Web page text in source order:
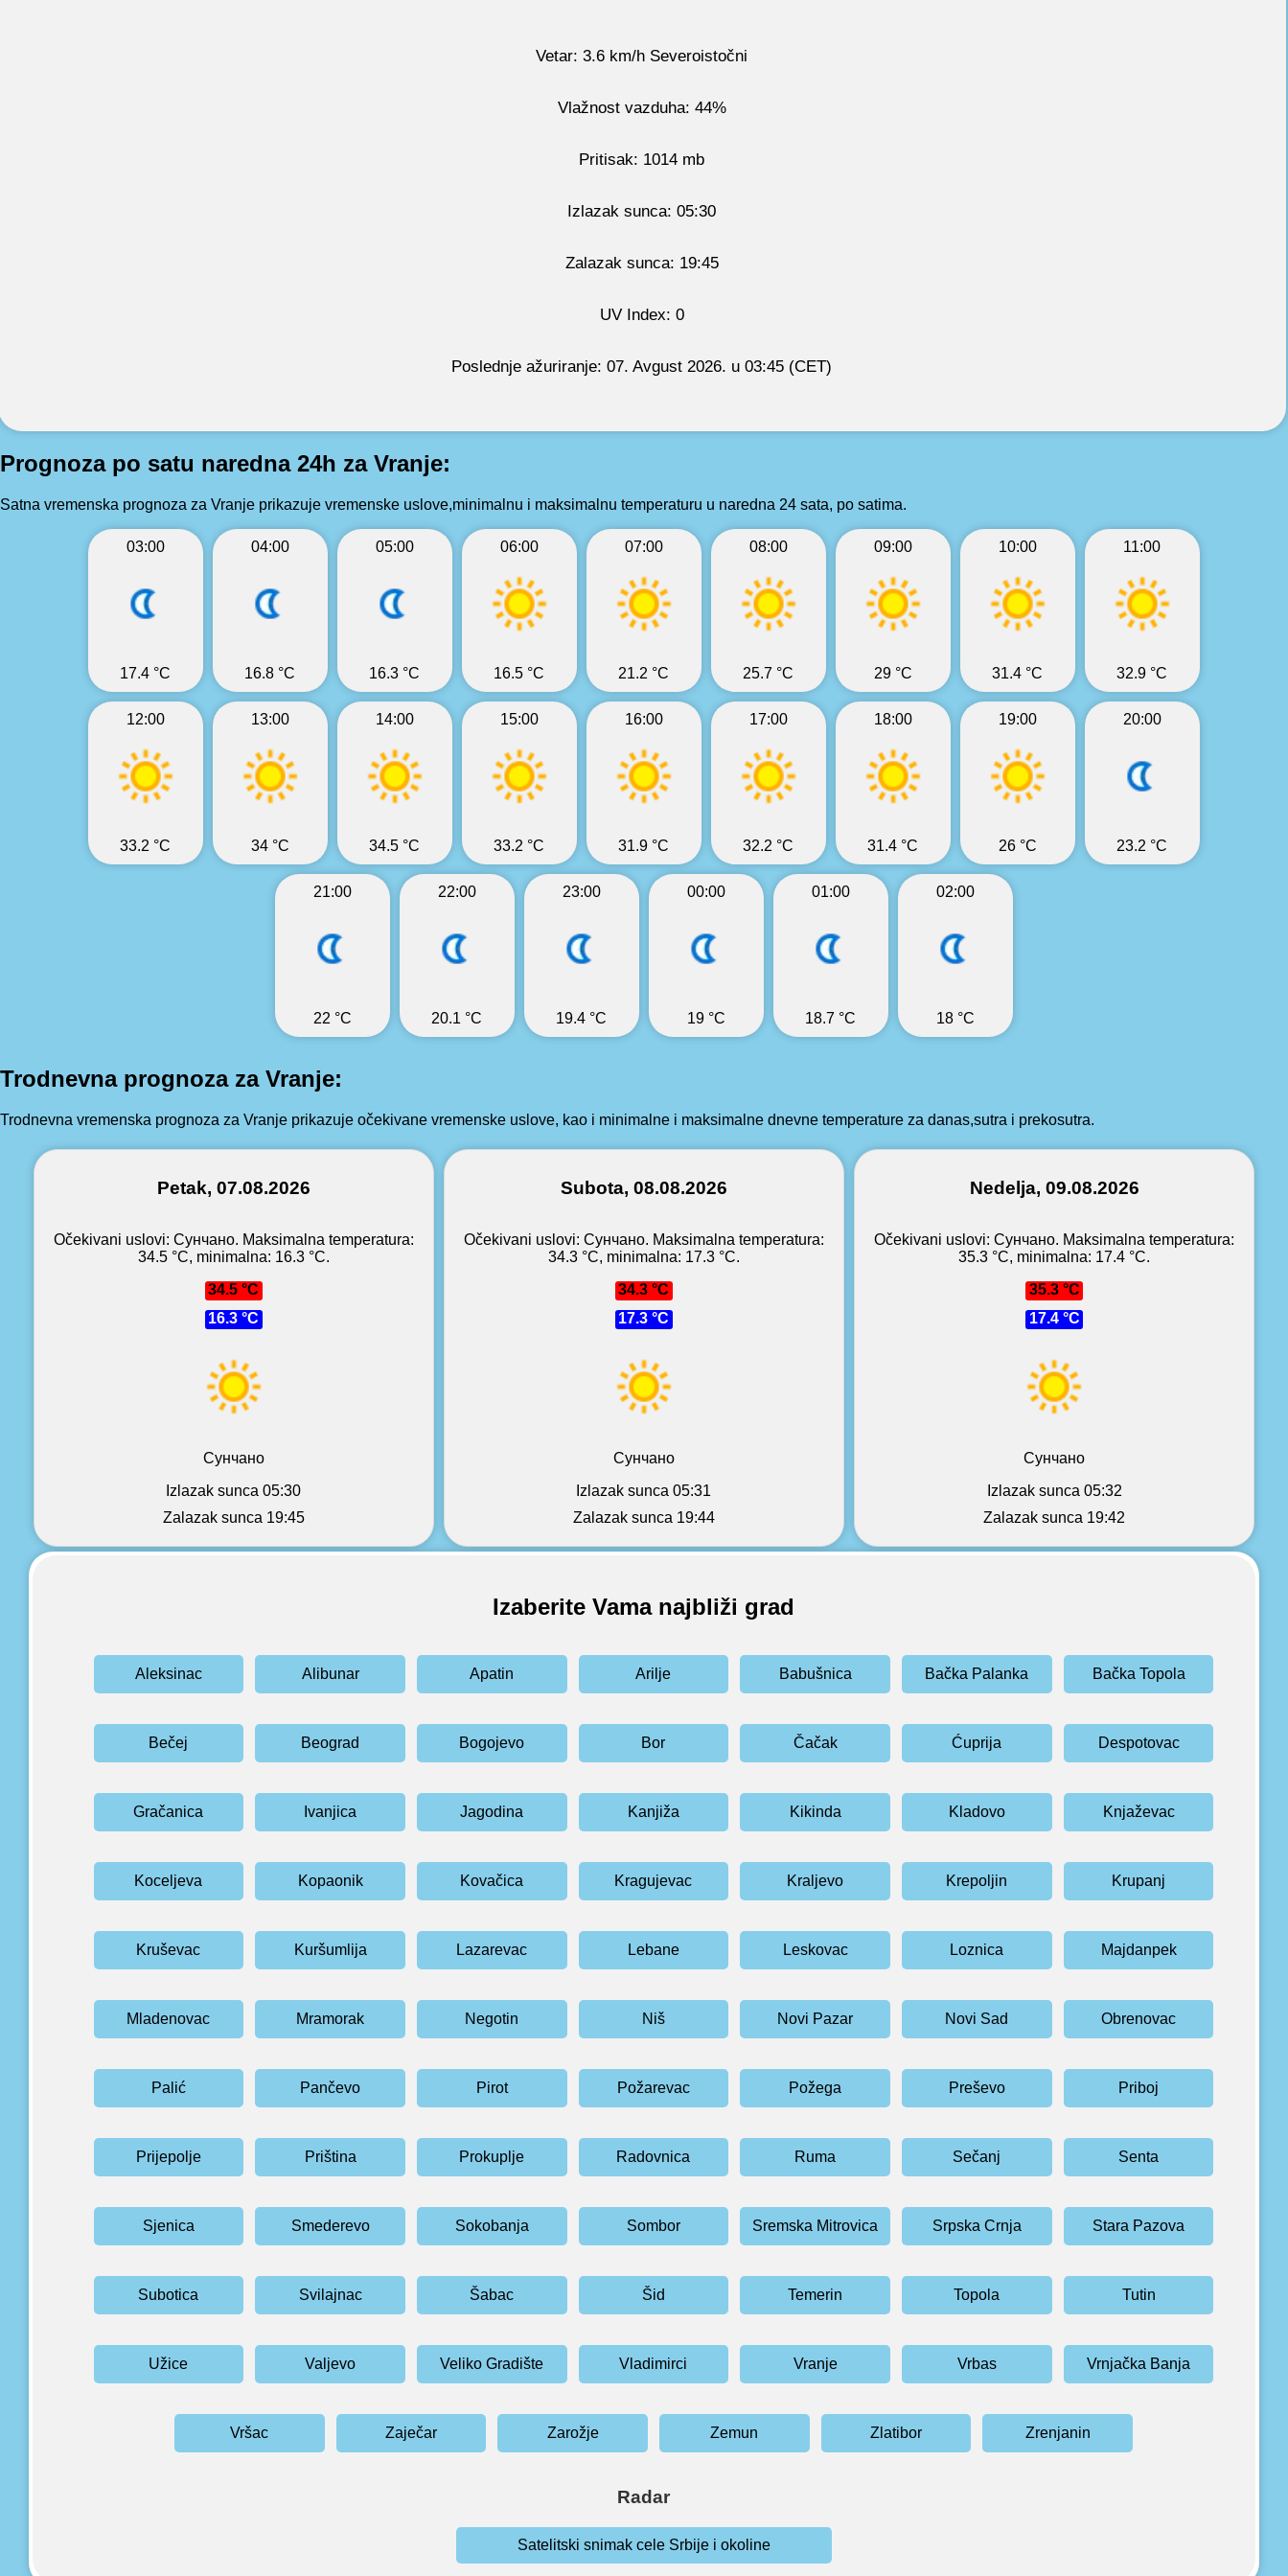
Vetar: 3.6 km/h Severoistočni
Vlažnost vazduha: 44%
Pritisak: 1014 mb
Izlazak sunca: 05:30
Zalazak sunca: 19:45
UV Index: 0
Poslednje ažuriranje: 07. Avgust 2026. u 03:45 (CET)
Prognoza po satu naredna 24h za Vranje:
Satna vremenska prognoza za Vranje prikazuje vremenske uslove,minimalnu i maksimalnu temperaturu u naredna 24 sata, po satima.
03:00
17.4 °C
04:00
16.8 °C
05:00
16.3 °C
06:00
16.5 °C
07:00
21.2 °C
08:00
25.7 °C
09:00
29 °C
10:00
31.4 °C
11:00
32.9 °C
12:00
33.2 °C
13:00
34 °C
14:00
34.5 °C
15:00
33.2 °C
16:00
31.9 °C
17:00
32.2 °C
18:00
31.4 °C
19:00
26 °C
20:00
23.2 °C
21:00
22 °C
22:00
20.1 °C
23:00
19.4 °C
00:00
19 °C
01:00
18.7 °C
02:00
18 °C
Trodnevna prognoza za Vranje:
Trodnevna vremenska prognoza za Vranje prikazuje očekivane vremenske uslove, kao i minimalne i maksimalne dnevne temperature za danas,sutra i prekosutra.
Petak, 07.08.2026
Očekivani uslovi: Сунчано. Maksimalna temperatura:
34.5 °C, minimalna: 16.3 °C.
34.5 °C
16.3 °C
Сунчано
Izlazak sunca 05:30
Zalazak sunca 19:45
Subota, 08.08.2026
Očekivani uslovi: Сунчано. Maksimalna temperatura:
34.3 °C, minimalna: 17.3 °C.
34.3 °C
17.3 °C
Сунчано
Izlazak sunca 05:31
Zalazak sunca 19:44
Nedelja, 09.08.2026
Očekivani uslovi: Сунчано. Maksimalna temperatura:
35.3 °C, minimalna: 17.4 °C.
35.3 °C
17.4 °C
Сунчано
Izlazak sunca 05:32
Zalazak sunca 19:42
Izaberite Vama najbliži grad
Aleksinac Alibunar Apatin Arilje Babušnica Bačka Palanka Bačka Topola
Bečej Beograd Bogojevo Bor Čačak Ćuprija Despotovac
Gračanica Ivanjica Jagodina Kanjiža Kikinda Kladovo Knjaževac
Koceljeva Kopaonik Kovačica Kragujevac Kraljevo Krepoljin Krupanj
Kruševac Kuršumlija Lazarevac Lebane Leskovac Loznica Majdanpek
Mladenovac Mramorak Negotin Niš Novi Pazar Novi Sad Obrenovac
Palić Pančevo Pirot Požarevac Požega Preševo Priboj
Prijepolje Priština Prokuplje Radovnica Ruma Sečanj Senta
Sjenica Smederevo Sokobanja Sombor Sremska Mitrovica Srpska Crnja Stara Pazova
Subotica Svilajnac Šabac Šid Temerin Topola Tutin
Užice Valjevo Veliko Gradište Vladimirci Vranje Vrbas Vrnjačka Banja
Vršac Zaječar Zarožje Zemun Zlatibor Zrenjanin
Radar
Satelitski snimak cele Srbije i okoline